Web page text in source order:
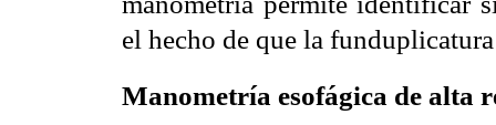
el hecho de que la funduplicatura
Manometría esofágica de alta